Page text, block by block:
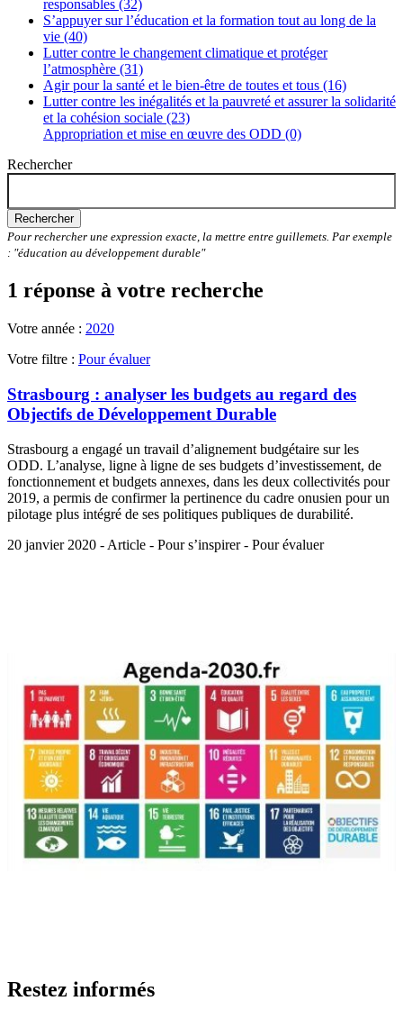
responsables (32)
S’appuyer sur l’éducation et la formation tout au long de la
vie (40)
Lutter contre le changement climatique et protéger
l’atmosphère (31)
Agir pour la santé et le bien-être de toutes et tous (16)
Lutter contre les inégalités et la pauvreté et assurer la solidarité
et la cohésion sociale (23)
Appropriation et mise en œuvre des ODD (0)
Rechercher
Rechercher
Pour rechercher une expression exacte, la mettre entre guillemets. Par exemple
: "éducation au développement durable"
1 réponse à votre recherche
Votre année : 2020
Votre filtre : Pour évaluer
Strasbourg : analyser les budgets au regard des
Objectifs de Développement Durable
Strasbourg a engagé un travail d’alignement budgétaire sur les
ODD. L’analyse, ligne à ligne de ses budgets d’investissement, de
fonctionnement et budgets annexes, dans les deux collectivités pour
2019, a permis de confirmer la pertinence du cadre onusien pour un
pilotage plus intégré de ses politiques publiques de durabilité.
20 janvier 2020 - Article - Pour s’inspirer - Pour évaluer
Restez informés